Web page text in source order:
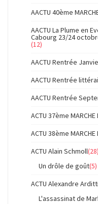
AACTU 40ème
AACTU La Plume en
Cabourg 23/24
(12)
AACTU Rentrée
AACTU Rentrée
AACTU Rentrée
ACTU 37ème MARCHE
ACTU 38ème MARCHE
ACTU Alain Schmoll(28)
Un drôle de goût(5)
ACTU Alexandre Arditti
L'assassinat de